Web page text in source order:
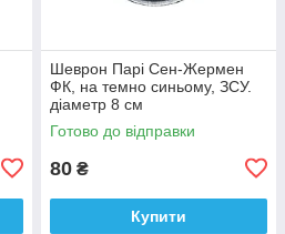
Шеврон Парі Сен-Жермен
ФК, на темно синьому, ЗСУ.
діаметр 8 см
Готово до відправки
80 ₴
Купити